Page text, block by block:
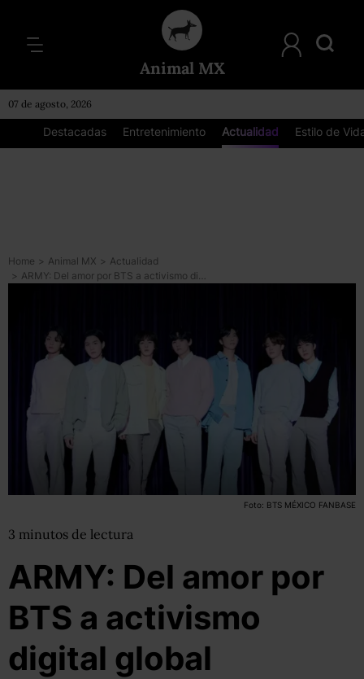
Animal MX
07 de agosto, 2026
Destacadas Entretenimiento Actualidad Estilo de
Home > Animal MX > Actualidad
>
ARMY: Del amor por BTS a activismo digital global
Foto: BTS MÉXICO FANBASE
3 minutos de lectura
ARMY: Del amor por
BTS a activismo
digital global